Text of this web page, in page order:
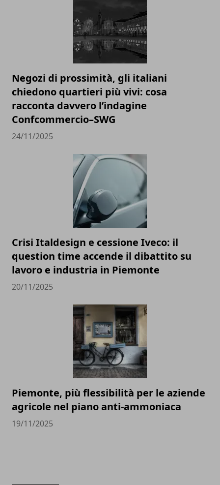
Negozi di prossimità, gli italiani
chiedono quartieri più vivi: cosa
racconta davvero l’indagine
Confcommercio–SWG
24/11/2025
Crisi Italdesign e cessione Iveco: il
question time accende il dibattito su
lavoro e industria in Piemonte
20/11/2025
Piemonte, più flessibilità per le aziende
agricole nel piano anti-ammoniaca
19/11/2025